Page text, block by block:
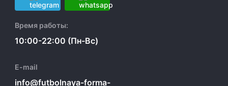
Время работы:
10:00-22:00 (Пн-Вс)
E-mail
info@futbolnaya-forma-